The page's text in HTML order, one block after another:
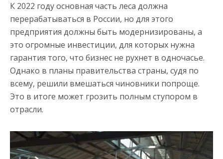
К 2022 году основная часть леса должна
перерабатываться в России, но для этого
предприятия должны быть модернизированы, а
это огромные инвестиции, для которых нужна
гарантия того, что бизнес не рухнет в одночасье.
Однако в планы правительства страны, судя по
всему, решили вмешаться чиновники попроще.
Это в итоге может грозить полным ступором в
отрасли.